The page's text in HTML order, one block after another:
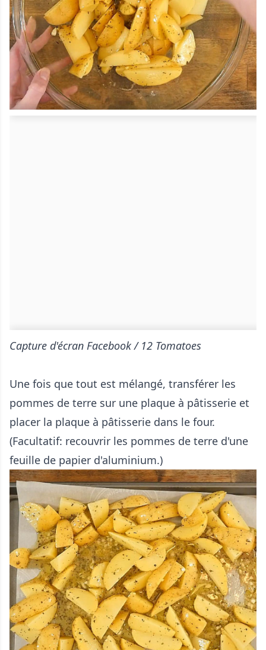
Capture d'écran Facebook / 12 Tomatoes
Une fois que tout est mélangé, transférer les
pommes de terre sur une plaque à pâtisserie et
placer la plaque à pâtisserie dans le four.
(Facultatif: recouvrir les pommes de terre d'une
feuille de papier d'aluminium.)